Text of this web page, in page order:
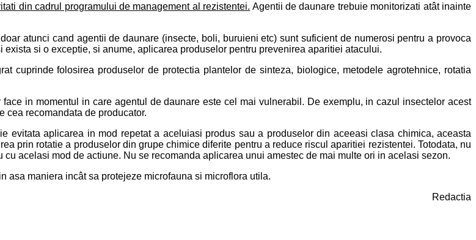
din cadrul programului de management al rezistentei. Agentii de daunare trebuie monitorizati atât inainte
atunci cand agentii de daunare (insecte, boli, buruieni etc) sunt suficient de numerosi pentru a provoca
si o exceptie, si anume, aplicarea produselor pentru prevenirea aparitiei atacului.
cuprinde folosirea produselor de protectia plantelor de sinteza, biologice, metodele agrotehnice, rotatia
in momentul in care agentul de daunare este cel mai vulnerabil. De exemplu, in cazul insectelor acest
cea recomandata de producator.
evitata aplicarea in mod repetat a aceluiasi produs sau a produselor din aceeasi clasa chimica, aceasta
prin rotatie a produselor din grupe chimice diferite pentru a reduce riscul aparitiei rezistentei. Totodata, nu
cu acelasi mod de actiune. Nu se recomanda aplicarea unui amestec de mai multe ori in acelasi sezon.
asa maniera incât sa protejeze microfauna si microflora utila.
Redactia